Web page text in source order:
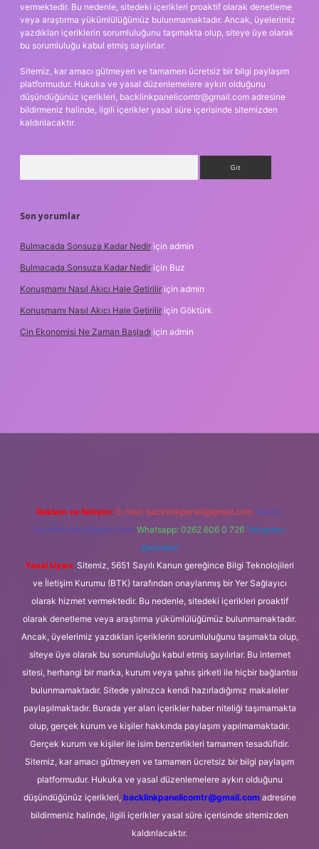
vermektedir. Bu nedenle, sitedeki içerikleri proaktif olarak denetleme
veya araştırma yükümlülüğümüz bulunmamaktadır. Ancak, üyelerimiz
yazdıkları içeriklerin sorumluluğunu taşımakta olup, siteye üye olarak
bu sorumluluğu kabul etmiş sayılırlar.
Sitemiz, kar amacı gütmeyen ve tamamen ücretsiz bir bilgi paylaşım
platformudur. Hukuka ve yasal düzenlemelere aykırı olduğunu
düşündüğünüz içerikleri, backlinkpanelicomtr@gmail.com adresine
bildirmeniz halinde, ilgili içerikler yasal süre içerisinde sitemizden
kaldırılacaktır.
Son yorumlar
Bulmacada Sonsuza Kadar Nedir için admin
Bulmacada Sonsuza Kadar Nedir için Buz
Konuşmamı Nasıl Akıcı Hale Getirilir için admin
Konuşmamı Nasıl Akıcı Hale Getirilir için Göktürk
Çin Ekonomisi Ne Zaman Başladı için admin
Reklam ve İletişim: E-mail: backlinkpaneli@gmail.com Teams:
forumhizmeti@gmail.com Whatsapp: 0262 606 0 726 Telegram:
@karabul
Yasal Uyarı: Sitemiz, 5651 Sayılı Kanun gereğince Bilgi Teknolojileri
ve İletişim Kurumu (BTK) tarafından onaylanmış bir Yer Sağlayıcı
olarak hizmet vermektedir. Bu nedenle, sitedeki içerikleri proaktif
olarak denetleme veya araştırma yükümlülüğümüz bulunmamaktadır.
Ancak, üyelerimiz yazdıkları içeriklerin sorumluluğunu taşımakta olup,
siteye üye olarak bu sorumluluğu kabul etmiş sayılırlar. Bu internet
sitesi, herhangi bir marka, kurum veya şahıs şirketi ile hiçbir bağlantısı
bulunmamaktadır. Sitede yalnızca kendi hazırladığımız makaleler
paylaşılmaktadır. Burada yer alan içerikler haber niteliği taşımamakta
olup, gerçek kurum ve kişiler hakkında paylaşım yapılmamaktadır.
Gerçek kurum ve kişiler ile isim benzerlikleri tamamen tesadüfidir.
Sitemiz, kar amacı gütmeyen ve tamamen ücretsiz bir bilgi paylaşım
platformudur. Hukuka ve yasal düzenlemelere aykırı olduğunu
düşündüğünüz içerikleri, backlinkpanelicomtr@gmail.comadresine
bildirmeniz halinde, ilgili içerikler yasal süre içerisinde sitemizden
kaldırılacaktır.